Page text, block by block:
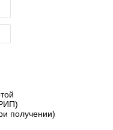
получении)